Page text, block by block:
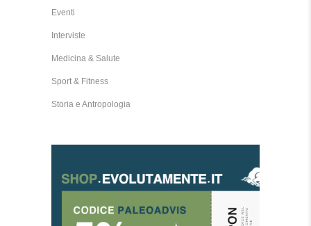
Eventi
Interviste
Medicina & Salute
Sport & Fitness
Storia e Antropologia